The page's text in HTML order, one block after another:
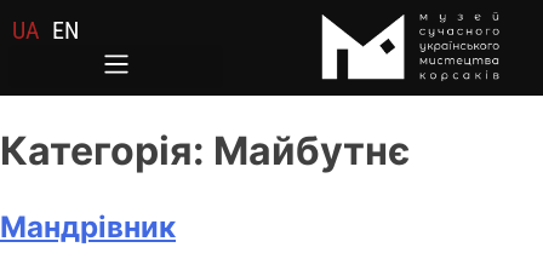
UA EN
Категорія: Майбутнє
Мандрівник